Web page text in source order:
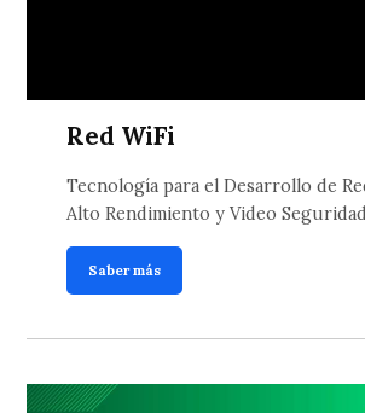
Red WiFi
Tecnología para el Desarrollo de
Alto Rendimiento y Video
Saber más